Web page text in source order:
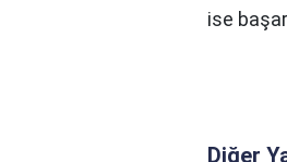
ise
Diğer